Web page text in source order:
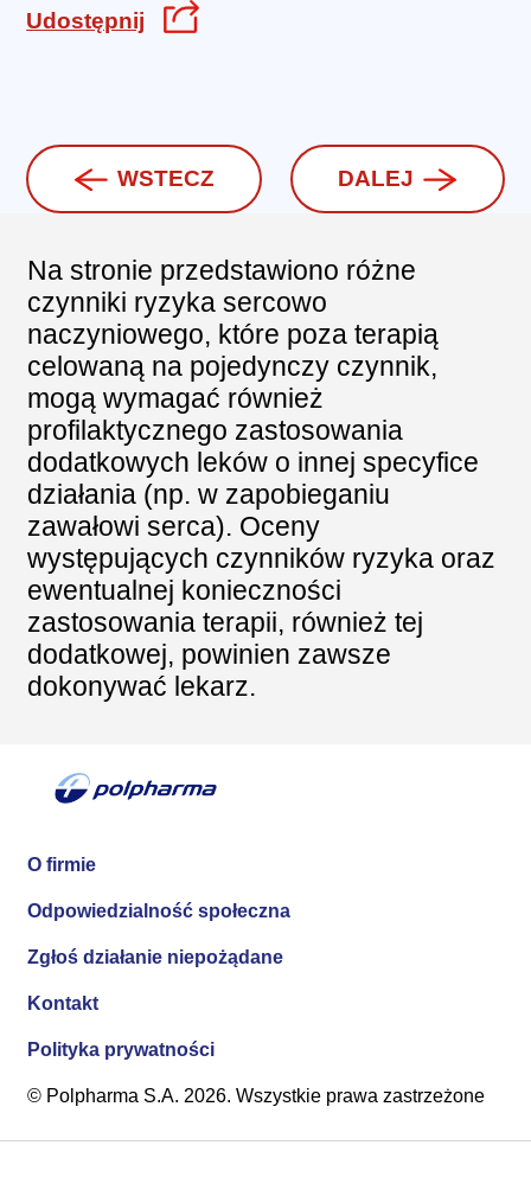
Udostępnij
WSTECZ DALEJ
Na stronie przedstawiono różne
czynniki ryzyka sercowo
naczyniowego, które poza terapią
celowaną na pojedynczy czynnik,
mogą wymagać również
profilaktycznego zastosowania
dodatkowych leków o innej specyfice
działania (np. w zapobieganiu
zawałowi serca). Oceny
występujących czynników ryzyka oraz
ewentualnej konieczności
zastosowania terapii, również tej
dodatkowej, powinien zawsze
dokonywać lekarz.
O firmie
Odpowiedzialność społeczna
Zgłoś działanie niepożądane
Kontakt
Polityka prywatności
© Polpharma S.A. 2026. Wszystkie prawa zastrzeżone